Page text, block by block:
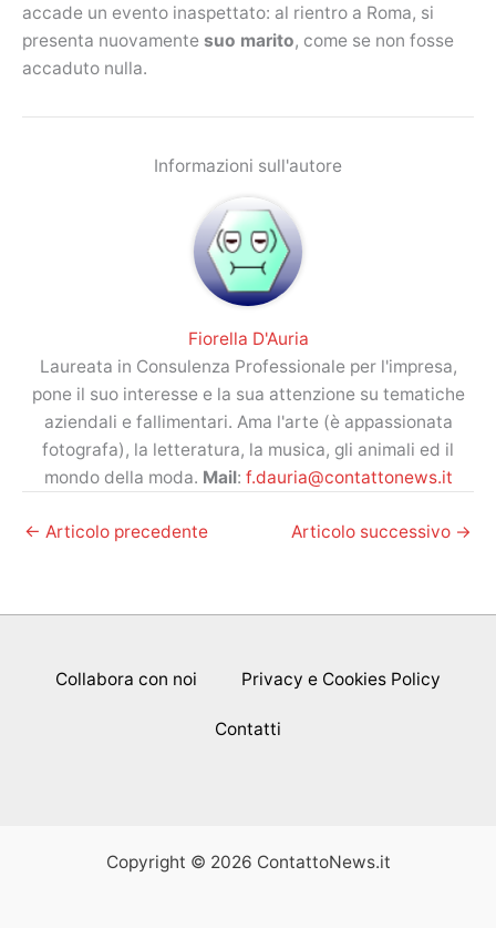
accade un evento inaspettato: al rientro a Roma, si
presenta nuovamente suo marito, come se non fosse
accaduto nulla.
Informazioni sull'autore
Fiorella D'Auria
Laureata in Consulenza Professionale per l'impresa,
pone il suo interesse e la sua attenzione su tematiche
aziendali e fallimentari. Ama l'arte (è appassionata
fotografa), la letteratura, la musica, gli animali ed il
mondo della moda. Mail: f.dauria@contattonews.it
← Articolo precedente Articolo successivo →
Collabora con noi Privacy e Cookies Policy
Contatti
Copyright © 2026 ContattoNews.it